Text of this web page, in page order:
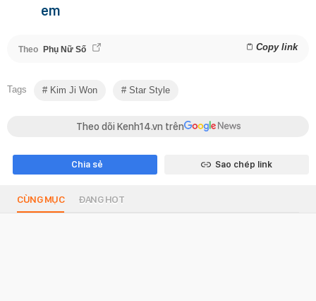
em
Theo Phụ Nữ Số Copy link
Tags Kim Ji Won Star Style
Theo dõi Kenh14.vn trên
Chia sẻ Sao chép link
CÙNG MỤC ĐANG HOT